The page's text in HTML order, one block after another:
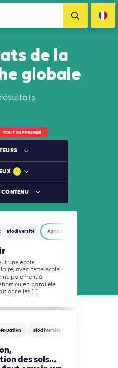
de la
globale
TOUT SUPPRIMER
1
CONTENU
Biodiversité Agriculture, Foresterie et
une école
avec cette école
à
ou en parallèle
Biodiversité
des sols…